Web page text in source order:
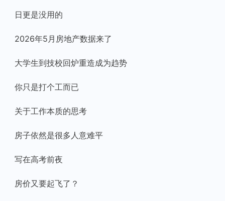
日更是没用的
2026年5月房地产数据来了
大学生到技校回炉重造成为趋势
你只是打个工而已
关于工作本质的思考
房子依然是很多人意难平
写在高考前夜
房价又要起飞了？